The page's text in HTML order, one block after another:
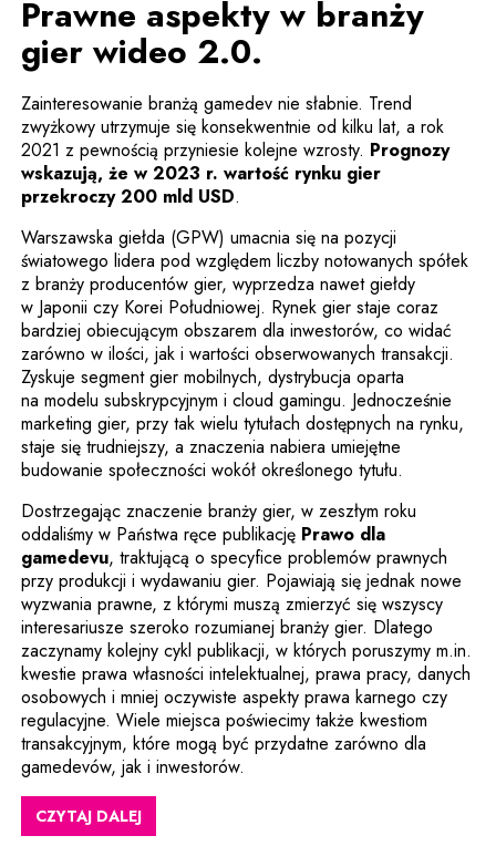
Prawne aspekty w branży
gier wideo 2.0.
Zainteresowanie branżą gamedev nie słabnie. Trend
zwyżkowy utrzymuje się konsekwentnie od kilku lat, a rok
2021 z pewnością przyniesie kolejne wzrosty. Prognozy
wskazują, że w 2023 r. wartość rynku gier
przekroczy 200 mld USDUwaga, link zostanie otwarty
.
Warszawska giełda (GPW) umacnia się na pozycji
światowego lidera pod względem liczby notowanych spółek
z branży producentów gier, wyprzedza nawet giełdy
w Japonii czy Korei Południowej. Rynek gier staje coraz
bardziej obiecującym obszarem dla inwestorów, co widać
zarówno w ilości, jak i wartości obserwowanych transakcji.
Zyskuje segment gier mobilnych, dystrybucja oparta
na modelu subskrypcyjnym i cloud gamingu. Jednocześnie
marketing gier, przy tak wielu tytułach dostępnych na rynku,
staje się trudniejszy, a znaczenia nabiera umiejętne
budowanie społeczności wokół określonego tytułu.
Dostrzegając znaczenie branży gier, w zeszłym roku
oddaliśmy w Państwa ręce publikację Prawo dla
gamedevuUwaga, link zostanie otwarty w nowym oknie
, traktującą o specyfice problemów prawnych
przy produkcji i wydawaniu gier. Pojawiają się jednak nowe
wyzwania prawne, z którymi muszą zmierzyć się wszyscy
interesariusze szeroko rozumianej branży gier. Dlatego
zaczynamy kolejny cykl publikacji, w których poruszymy m.in.
kwestie prawa własności intelektualnej, prawa pracy, danych
osobowych i mniej oczywiste aspekty prawa karnego czy
regulacyjne. Wiele miejsca poświecimy także kwestiom
transakcyjnym, które mogą być przydatne zarówno dla
gamedevów, jak i inwestorów.
CZYTAJ DALEJ